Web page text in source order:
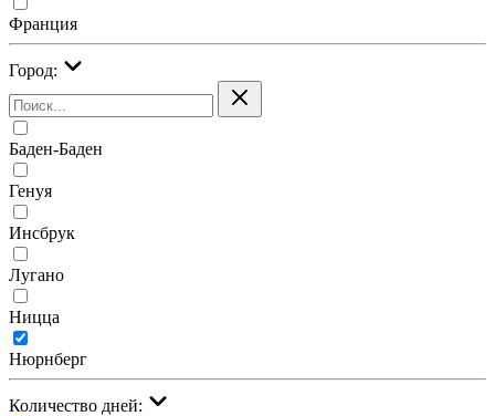
Франция
Город:
Баден-Баден
Генуя
Инсбрук
Лугано
Ницца
Нюрнберг
Количество дней: